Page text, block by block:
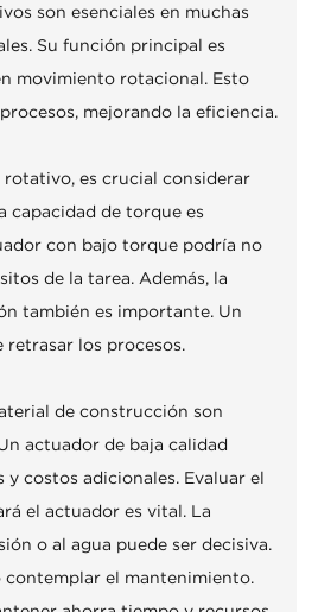
son esenciales en muchas
Su función principal es
movimiento rotacional. Esto
mejorando la eficiencia.
es crucial considerar
capacidad de torque es
con bajo torque podría no
de la tarea. Además, la
también es importante. Un
los procesos.
de construcción son
actuador de baja calidad
costos adicionales. Evaluar el
el actuador es vital. La
o al agua puede ser decisiva.
contemplar el mantenimiento.